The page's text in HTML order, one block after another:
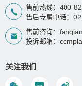
售前热线：400-
售后专属电话：
售前咨询：
投诉邮箱：
关注我们